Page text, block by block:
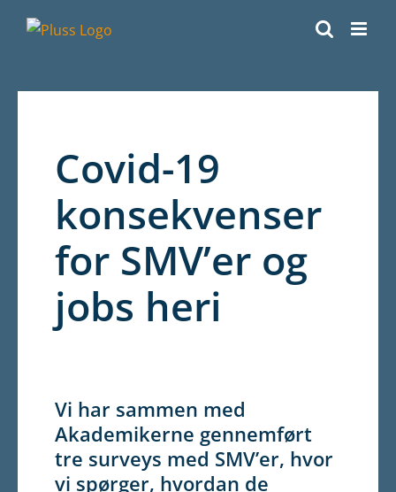
Covid-19
konsekvenser
for SMV’er og
jobs heri
Vi har sammen med
Akademikerne gennemført
tre surveys med SMV’er, hvor
vi spørger, hvordan de